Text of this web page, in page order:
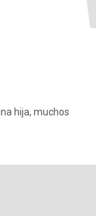
hija, muchos